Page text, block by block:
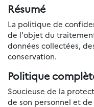
Résumé
La politique de
de l'objet du
données collectées,
conservation.
Politique
Soucieuse de la
de son personnel et de